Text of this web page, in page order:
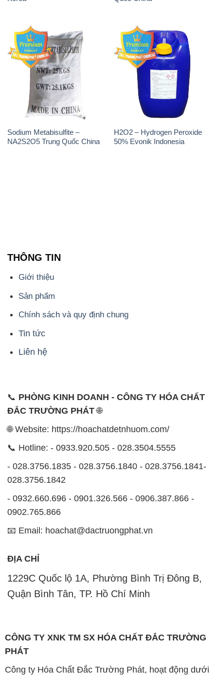
Sodium Metabisulfite –
NA2S2O5 Trung Quốc China
H2O2 – Hydrogen Peroxide
50% Evonik Indonesia
THÔNG TIN
Giới thiệu
Sản phẩm
Chính sách và quy định chung
Tin tức
Liên hệ
📞 PHÒNG KINH DOANH - CÔNG TY HÓA CHẤT
ĐẮC TRƯỜNG PHÁT🌐
🌐 Website: https://hoachatdetnhuom.com/
📞 Hotline: - 0933.920.505 - 028.3504.5555
- 028.3756.1835 - 028.3756.1840 - 028.3756.1841-
028.3756.1842
- 0932.660.696 - 0901.326.566 - 0906.387.866 -
0902.765.866
📧 Email: hoachat@dactruongphat.vn
ĐỊA CHỈ
1229C Quốc lộ 1A, Phường Bình Trị Đông B,
Quận Bình Tân, TP. Hồ Chí Minh
CÔNG TY XNK TM SX HÓA CHẤT ĐẮC TRƯỜNG
PHÁT
Công ty Hóa Chất Đắc Trường Phát, hoạt động dưới